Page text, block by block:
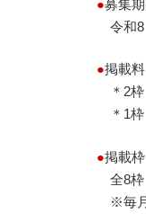
●募集
令和8
●掲載料
＊2枠
＊1枠
●掲載枠
全8枠
※毎月